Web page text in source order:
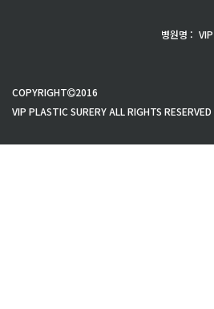
병원명 : VIP
COPYRIGHT
2016
VIP PLASTIC SURERY ALL RIGHTS RESERVED